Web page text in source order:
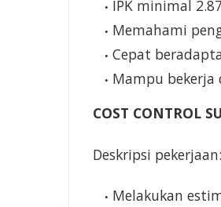
IPK minimal 2.87
Memahami
Cepat
Mampu bekerja
COST CONTROL
Deskripsi pekerjaan:
Melakukan